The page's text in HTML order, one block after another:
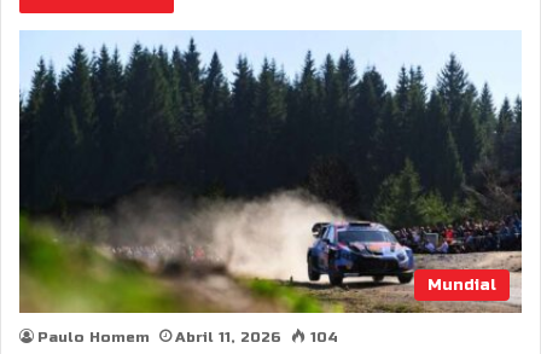
Mundial
Paulo Homem Abril 11, 2026 104